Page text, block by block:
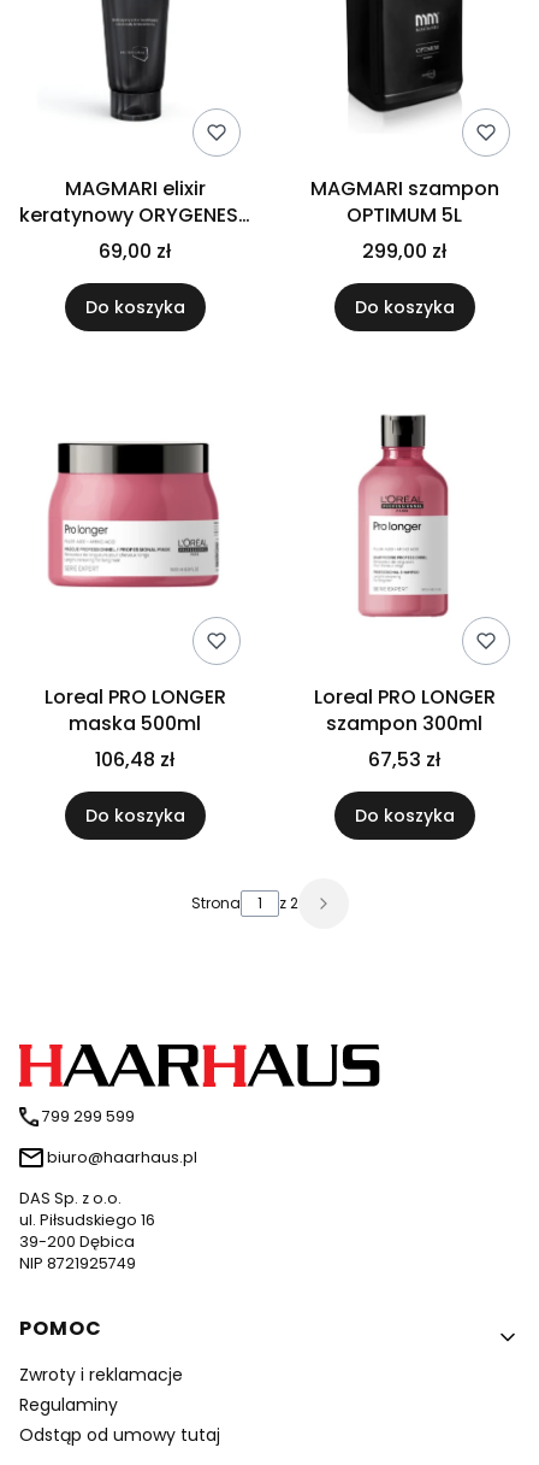
MAGMARI elixir
keratynowy ORYGENESS
100 ml
69,00 zł
Do koszyka
MAGMARI szampon
OPTIMUM 5L
299,00 zł
Do koszyka
Loreal PRO LONGER
maska 500ml
106,48 zł
Do koszyka
Loreal PRO LONGER
szampon 300ml
67,53 zł
Do koszyka
Strona z 2
799 299 599
biuro@haarhaus.pl
DAS Sp. z o.o.
ul. Piłsudskiego 16
39-200 Dębica
NIP 8721925749
Linki w stopce
POMOC
Zwroty i reklamacje
Regulaminy
Odstąp od umowy tutaj